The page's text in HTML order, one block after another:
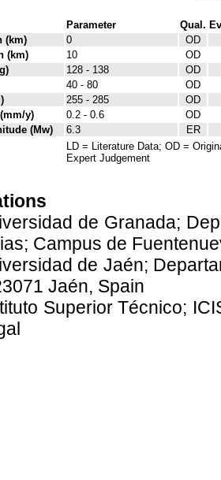
Parameter Qual.
(km)
0
OD
(km)
10
OD
128 - 138
OD
40 - 80
OD
255 - 285
OD
y)
0.2 - 0.6
OD
(Mw)
6.3
ER
LD = Literature Data; OD =
Expert Judgement
de Granada;
Campus de
de Jaén;
Jaén, Spain
Superior Técnico;